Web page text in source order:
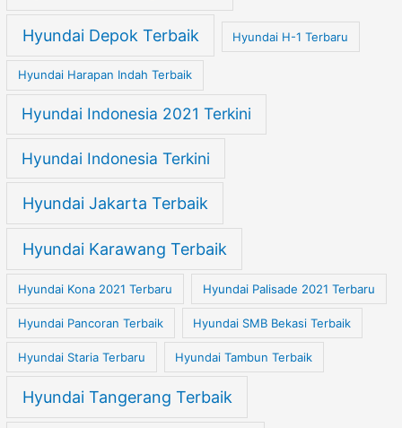
Hyundai Depok Terbaik Hyundai H-1 Terbaru
Hyundai Harapan Indah Terbaik
Hyundai Indonesia 2021 Terkini
Hyundai Indonesia Terkini
Hyundai Jakarta Terbaik
Hyundai Karawang Terbaik
Hyundai Kona 2021 Terbaru Hyundai Palisade 2021 Terbaru
Hyundai Pancoran Terbaik Hyundai SMB Bekasi Terbaik
Hyundai Staria Terbaru Hyundai Tambun Terbaik
Hyundai Tangerang Terbaik